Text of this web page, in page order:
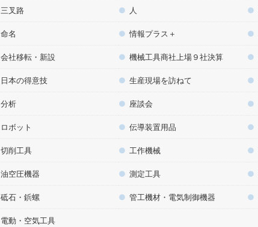
三叉路 人
命名 情報プラス＋
会社移転・新設 機械工具商社上場９社決算
日本の得意技 生産現場を訪ねて
分析 座談会
ロボット 伝導装置用品
切削工具 工作機械
油空圧機器 測定工具
砥石・鋲螺 管工機材・電気制御機器
電動・空気工具